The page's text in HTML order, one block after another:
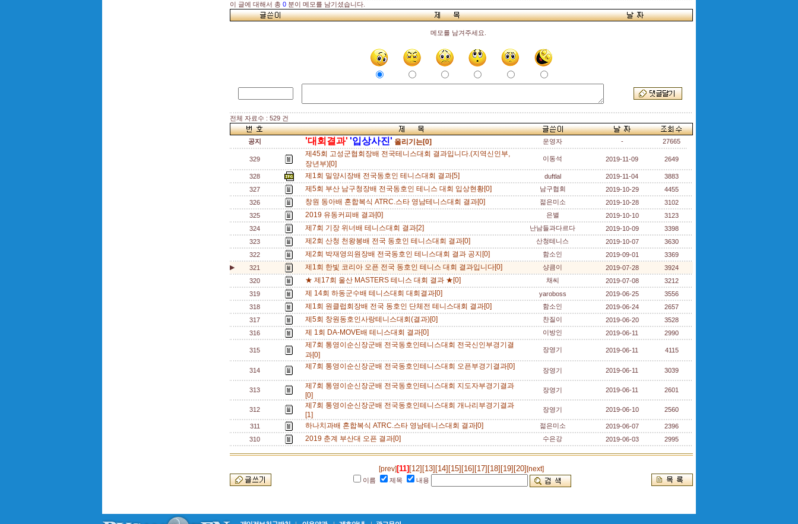
이 글에 대해서 총 0 분이 메모를 남기셨습니다.
메모를 남겨주세요.
전체 자료수 : 529 건
공지 '대회결과' '입상사진' 올리기는[0] 운영자 - 27665
329
제45회 고성군협회장배 전국테니스대회 결과입니다.(지역신인부,
장년부)[0]
이동석 2019-11-09 2649
328 제1회 밀양시장배 전국동호인 테니스대회 결과[5] duftlal 2019-11-04
3883
327
제5회 부산 남구청장배 전국동호인 테니스 대회 입상현황[0] 남구협회 2019-10-29
4455
326
창원 동아배 혼합복식 ATRC.스타 영남테니스대회 결과[0] 젊은미소 2019-10-28
3102
325
2019 유동커피배 결과[0] 은별 2019-10-10
3123
324
제7회 기장 위너배 테니스대회 결과[2] 난남들과다르다 2019-10-09
3398
323
제2회 산청 천왕봉배 전국 동호인 테니스대회 결과[0] 산청테니스 2019-10-07
3630
322
제2회 박재영의원장배 전국동호인 테니스대회 결과 공지[0] 함소인 2019-09-01
3369
▶
321 제1회 한빛 코리아 오픈 전국 동호인 테니스 대회 결과입니다[0] 샹큼이 2019-07-28
3924
320
★ 제17회 울산 MASTERS 테니스 대회 결과 ★[0] 채씨 2019-07-08
3212
319
제 14회 하동군수배 테니스대회 대회결과[0] yaroboss 2019-06-25
3556
318
제1회 원클럽회장배 전국 동호인 단체전 테니스대회 결과[0] 함소인 2019-06-24
2657
317
제5회 창원동호인사랑테니스대회(결과)[0] 찬질이 2019-06-20
3528
316
제 1회 DA-MOVE배 테니스대회 결과[0] 이방인 2019-06-11 2990
315
제7회 통영이순신장군배 전국동호인테니스대회 전국신인부경기결
과[0]
장영기 2019-06-11 4115
314 제7회 통영이순신장군배 전국동호인테니스대회 오픈부경기결과[0] 장영기 2019-06-11 3039
313
제7회 통영이순신장군배 전국동호인테니스대회 지도자부경기결과
[0]
장영기 2019-06-11 2601
312
제7회 통영이순신장군배 전국동호인테니스대회 개나리부경기결과
[1]
장영기 2019-06-10 2560
311 하나치과배 혼합복식 ATRC.스타 영남테니스대회 결과[0] 젊은미소 2019-06-07
2396
310
2019 춘계 부산대 오픈 결과[0] 수은강 2019-06-03 2995
[prev] [11] [12] [13] [14] [15] [16] [17] [18] [19] [20] [next]
이름 제목 내용